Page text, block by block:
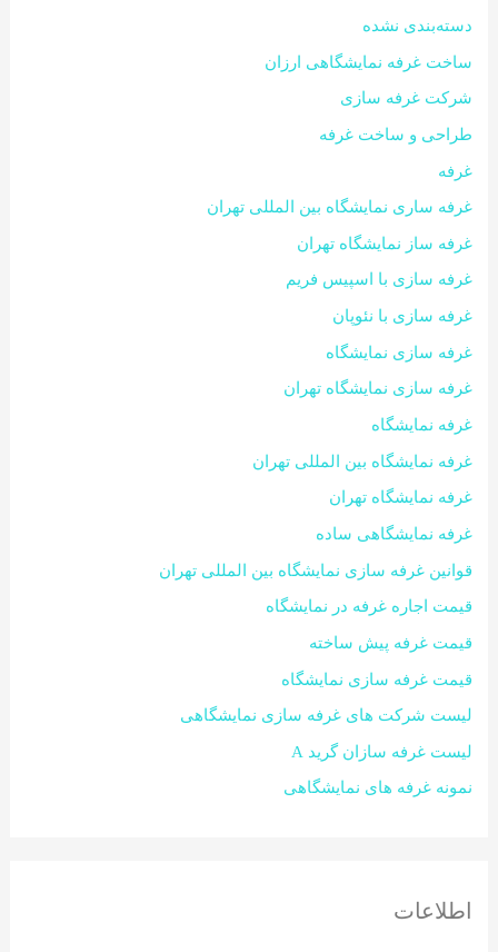
دسته‌بندی نشده
ساخت غرفه نمایشگاهی ارزان
شرکت غرفه سازی
طراحی و ساخت غرفه
غرفه
غرفه ساری نمایشگاه بین المللی تهران
غرفه ساز نمایشگاه تهران
غرفه سازی با اسپیس فریم
غرفه سازی با نئوپان
غرفه سازی نمایشگاه
غرفه سازی نمایشگاه تهران
غرفه نمایشگاه
غرفه نمایشگاه بین المللی تهران
غرفه نمایشگاه تهران
غرفه نمایشگاهی ساده
قوانین غرفه سازی نمایشگاه بین المللی تهران
قیمت اجاره غرفه در نمایشگاه
قیمت غرفه پیش ساخته
قیمت غرفه سازی نمایشگاه
لیست شرکت های غرفه سازی نمایشگاهی
لیست غرفه سازان گرید A
نمونه غرفه های نمایشگاهی
اطلاعات